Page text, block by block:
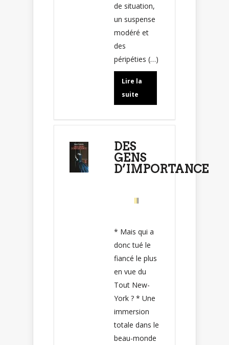
de situation,
un suspense
modéré et
des
péripéties (…)
Lire la
suite
DES
GENS
D’IMPORTANCE
* Mais qui a
donc tué le
fiancé le plus
en vue du
Tout New-
York ? * Une
immersion
totale dans le
beau-monde